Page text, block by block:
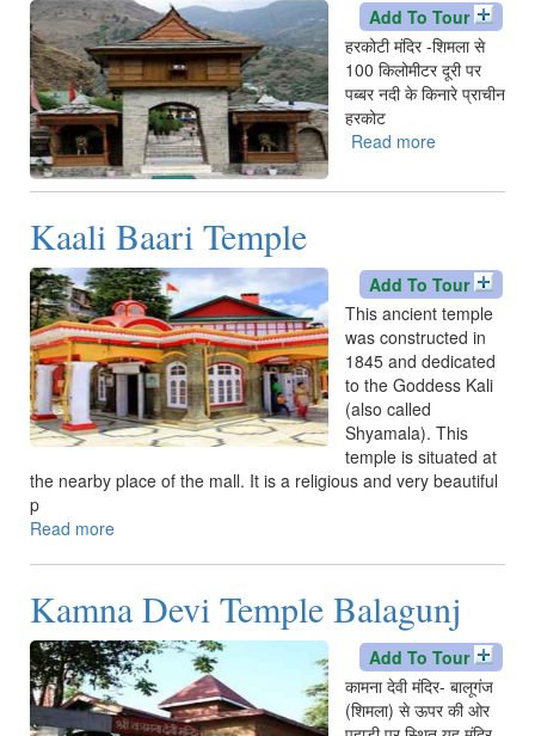
Add To Tour
हरकोटी मंदिर -शिमला से
100 किलोमीटर दूरी पर
पब्बर नदी के किनारे प्राचीन
हरकोट
Read more
Temple
Kaali Baari Temple
Add To Tour
This ancient temple
was constructed in
1845 and dedicated
to the Goddess Kali
(also called
Shyamala). This
temple is situated at
the nearby place of the mall. It is a religious and very beautiful
p
Read more
Temple
Kamna Devi Temple Balagunj
Add To Tour
कामना देवी मंदिर- बालूगंज
(शिमला) से ऊपर की ओर